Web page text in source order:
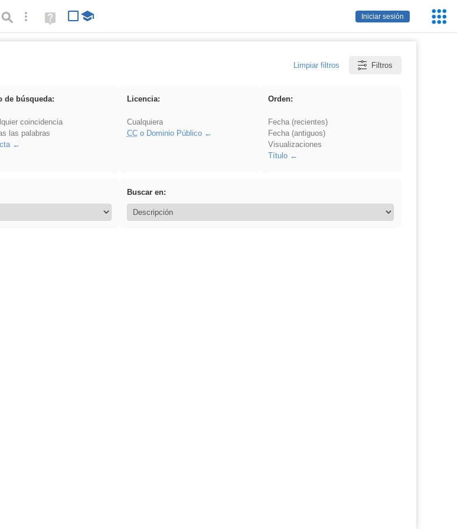
Iniciar sesión
Búsqueda avanzada
Ayuda
(en
Limpiar filtros Filtros
de búsqueda:
coincidencia
las palabras
Licencia:
Cualquiera
CCo Dominio Público
Orden:
Fecha (recientes)
Fecha (antiguos)
Visualizaciones
Título
Buscar en: